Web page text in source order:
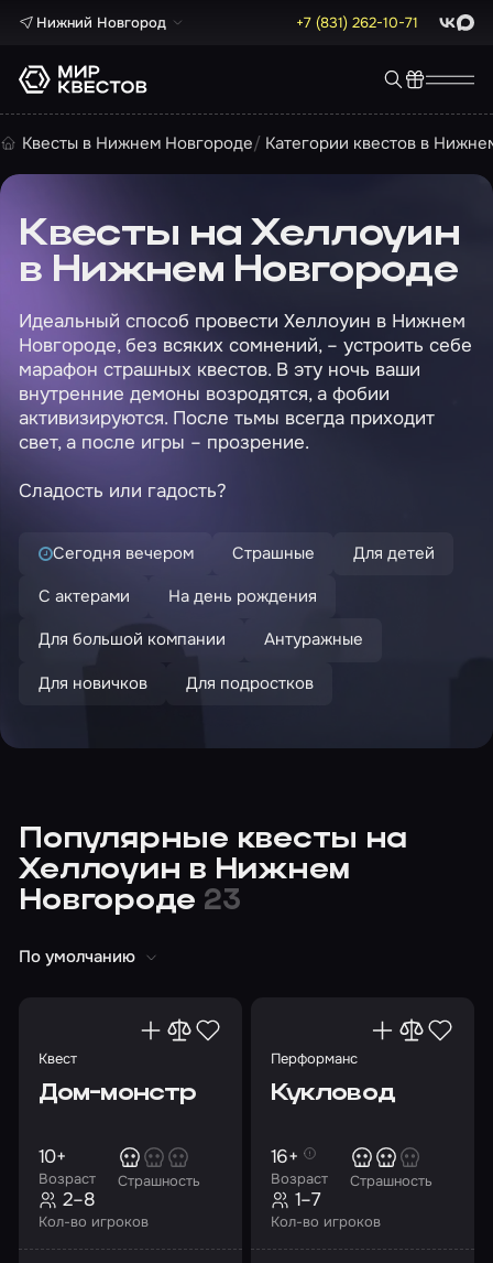
Нижний Новгород +7 (831) 262-10-71 Max
Квесты в Нижнем Новгороде Категории квестов в
Квесты на Хеллоуин
в Нижнем Новгороде
Идеальный способ провести Хеллоуин в Нижнем
Новгороде, без всяких сомнений, – устроить себе
марафон страшных квестов. В эту ночь ваши
внутренние демоны возродятся, а фобии
активизируются. После тьмы всегда приходит
свет, а после игры – прозрение.
Сладость или гадость?
Сегодня вечером Страшные
Для детей
С актерами
На день рождения
Для большой компании
Антуражные
Для новичков
Для подростков
Популярные квесты на
Хеллоуин в Нижнем
Новгороде 23
По умолчанию
Квест
Дом-монстр
Возраст
10+
Страшность
Кол-во игроков
2–8
Перформанс
Кукловод
Возраст
16+
Страшность
Кол-во игроков
1–7